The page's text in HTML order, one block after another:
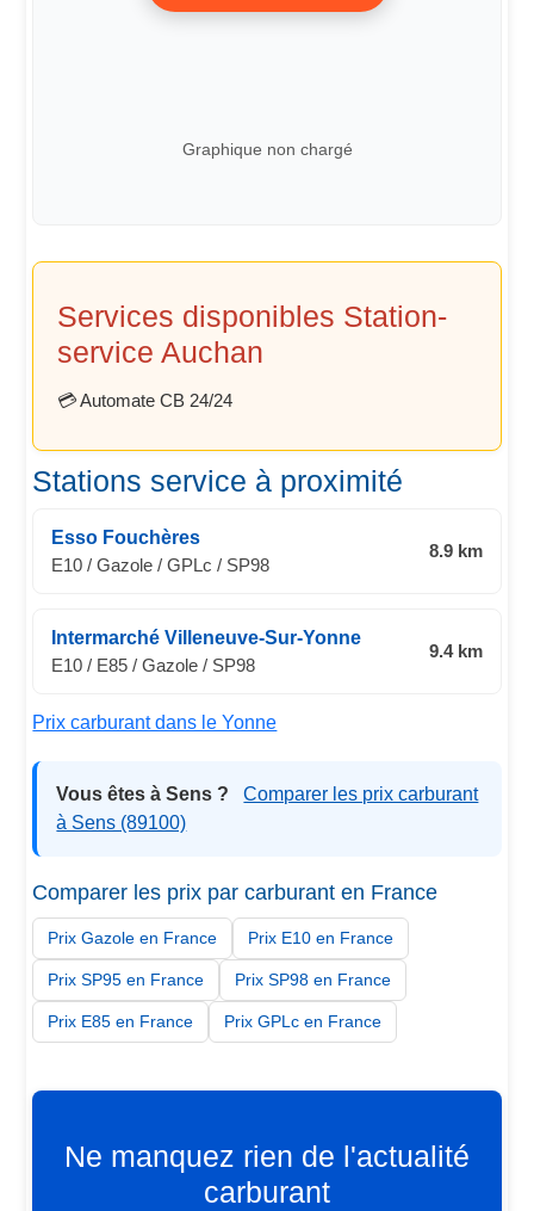
Graphique non chargé
Services disponibles Station-
service Auchan
💳 Automate CB 24/24
Stations service à proximité
Esso Fouchères
E10 / Gazole / GPLc / SP98
8.9 km
Intermarché Villeneuve-Sur-Yonne
E10 / E85 / Gazole / SP98
9.4 km
Prix carburant dans le Yonne
Vous êtes à Sens ?
Comparer les prix carburant
à Sens (89100)
Comparer les prix par carburant en France
Prix Gazole en France Prix E10 en France
Prix SP95 en France Prix SP98 en France
Prix E85 en France Prix GPLc en France
Ne manquez rien de l'actualité
carburant